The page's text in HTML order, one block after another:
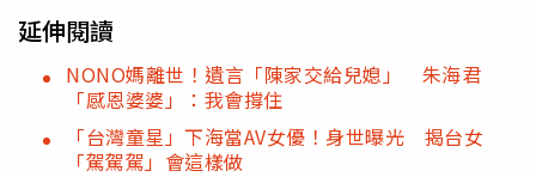
延伸閱讀
NONO媽離世！遺言「陳家交給兒媳」 朱海君
「感恩婆婆」：我會撐住
「台灣童星」下海當AV女優！身世曝光 揭台女
「駕駕駕」會這樣做